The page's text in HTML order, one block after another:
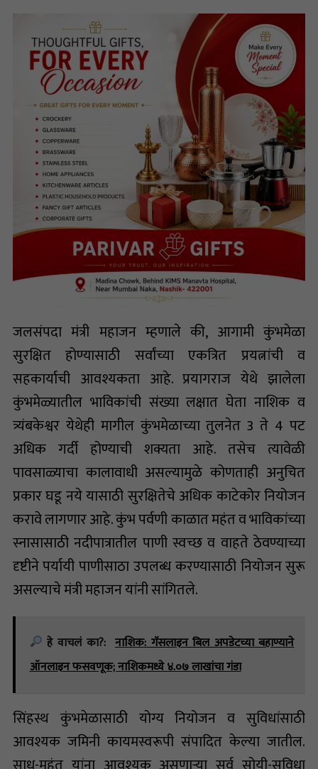
जलसंपदा मंत्री महाजन म्हणाले की, आगामी कुंभमेळा
सुरक्षित होण्यासाठी सर्वांच्या एकत्रित प्रयत्नांची व
सहकार्याची आवश्यकता आहे. प्रयागराज येथे झालेला
कुंभमेळ्यातील भाविकांची संख्या लक्षात घेता नाशिक व
त्र्यंबकेश्वर येथेही मागील कुंभमेळाच्या तुलनेत 3 ते 4 पट
अधिक गर्दी होण्याची शक्यता आहे. तसेच त्यावेळी
पावसाळ्याचा कालावाधी असल्यामुळे कोणताही अनुचित
प्रकार घडू नये यासाठी सुरक्षितेचे अधिक काटेकोर नियोजन
करावे लागणार आहे. कुंभ पर्वणी काळात महंत व भाविकांच्या
स्नासासाठी नदीपात्रातील पाणी स्वच्छ व वाहते ठेवण्याच्या
दृष्टीने पर्यायी पाणीसाठा उपलब्ध करण्यासाठी नियोजन सुरू
असल्याचे मंत्री महाजन यांनी सांगितले.
हे वाचलं का?: नाशिक: गॅसलाइन बिल अपडेटच्या बहाण्याने
ऑनलाइन फसवणूक; नाशिकमध्ये ४.०७ लाखांचा गंडा
सिंहस्थ कुंभमेळासाठी योग्य नियोजन व सुविधांसाठी
आवश्यक जमिनी कायमस्वरूपी संपादित केल्या जातील.